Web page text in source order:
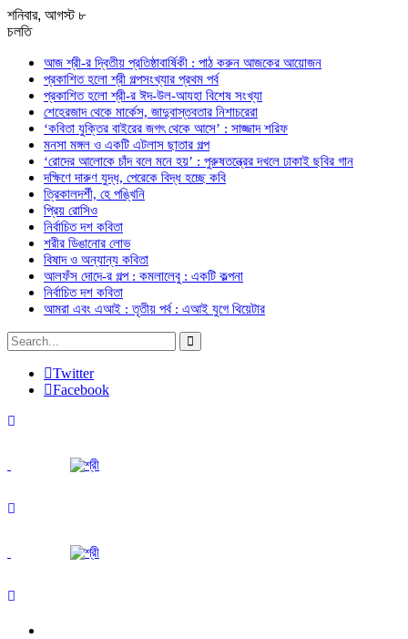
শনিবার, আগস্ট ৮
চলতি
আজ শ্রী-র দ্বিতীয় প্রতিষ্ঠাবার্ষিকী : পাঠ করুন আজকের আয়োজন
প্রকাশিত হলো শ্রী গল্পসংখ্যার প্রথম পর্ব
প্রকাশিত হলো শ্রী-র ঈদ-উল-আযহা বিশেষ সংখ্যা
শেহেরজাদ থেকে মার্কেস, জাদুবাস্তবতার নিশাচরেরা
‘কবিতা যুক্তির বাইরের জগৎ থেকে আসে’ : সাজ্জাদ শরিফ
মনসা মঙ্গল ও একটি এটলাস ছাতার গল্প
‘রোদের আলোকে চাঁদ বলে মনে হয়’ : পুরুষতন্ত্রের দখলে ঢাকাই ছবির গান
দক্ষিণে দারুণ যুদ্ধ, পেরেকে বিদ্ধ হচ্ছে কবি
ত্রিকালদর্শী, হে পঙ্খিনি
প্রিয় রোসিও
নির্বাচিত দশ কবিতা
শরীর ডিঙানোর লোভ
বিষাদ ও অন্যান্য কবিতা
আলফঁস দোদে-র গল্প : কমলালেবু : একটি কল্পনা
নির্বাচিত দশ কবিতা
আমরা এবং এআই : তৃতীয় পর্ব : এআই যুগে থিয়েটার
Twitter
Facebook